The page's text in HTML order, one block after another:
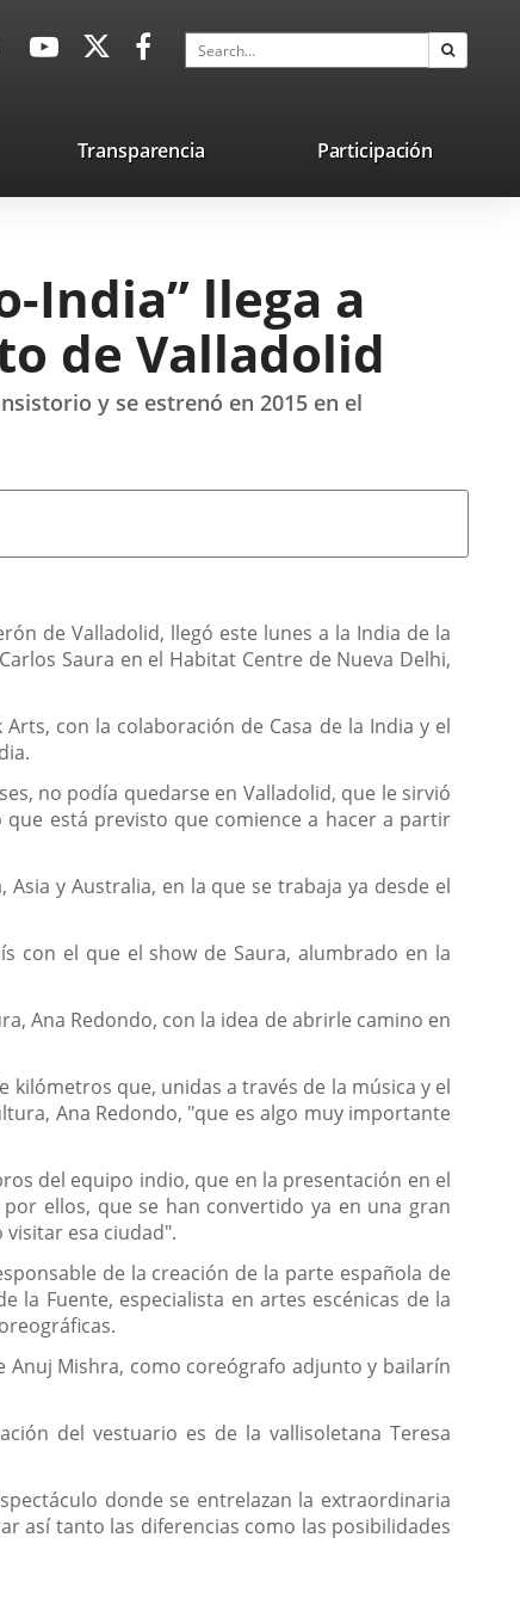
Link
Link
application.
application.
Search
Transparencia Participación
India” llega a
de Valladolid
y se estrenó en 2015 en el
de Valladolid, llegó este lunes a la India de la
Saura en el Habitat Centre de Nueva Delhi,
con la colaboración de Casa de la India y el
no podía quedarse en Valladolid, que le sirvió
está previsto que comience a hacer a partir
y Australia, en la que se trabaja ya desde el
con el que el show de Saura, alumbrado en la
Ana Redondo, con la idea de abrirle camino en
que, unidas a través de la música y el
Ana Redondo, "que es algo muy importante
del equipo indio, que en la presentación en el
ellos, que se han convertido ya en una gran
esa ciudad".
de la creación de la parte española de
la Fuente, especialista en artes escénicas de la
Anuj Mishra, como coreógrafo adjunto y bailarín
del vestuario es de la vallisoletana Teresa
donde se entrelazan la extraordinaria
así tanto las diferencias como las posibilidades